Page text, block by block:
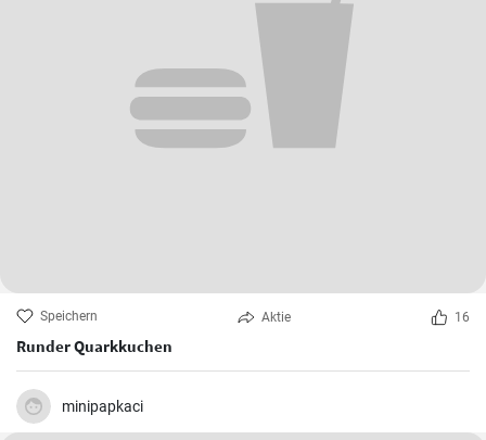
Speichern Aktie 16
Runder Quarkkuchen
minipapkaci